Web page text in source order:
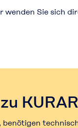
wenden Sie sich
benötigen